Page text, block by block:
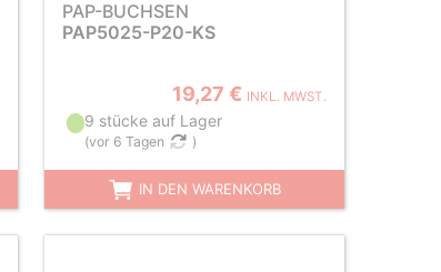
PAP-BUCHSEN
PAP5025-P20-KS
19,27 € INKL. MWST.
9 stücke auf Lager
(vor 6 Tagen )
IN DEN WARENKORB